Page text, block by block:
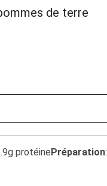
de terre
protéinePréparation: